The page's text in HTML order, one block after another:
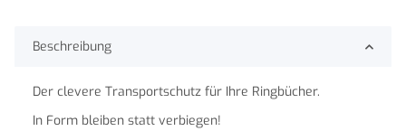
Beschreibung
Der clevere Transportschutz für Ihre Ringbücher.
In Form bleiben statt verbiegen!